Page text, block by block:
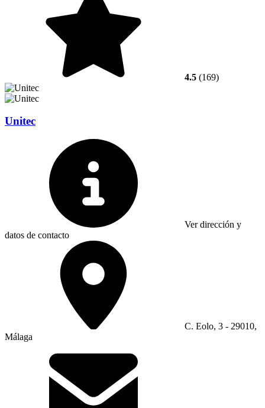
4.5 (169)
Unitec
Ver dirección y
datos de contacto
C. Eolo, 3 - 29010,
Málaga